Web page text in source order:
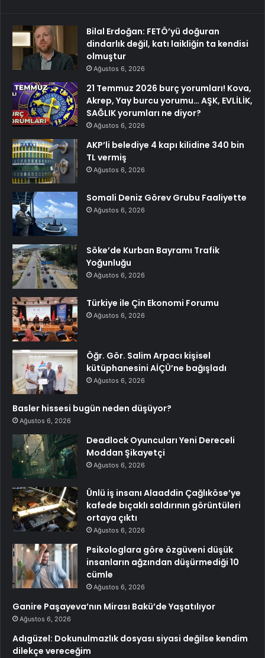
Bilal Erdoğan: FETÖ’yü doğuran
dindarlık değil, katı laikliğin ta kendisi
olmuştur
Ağustos 6, 2026
21 Temmuz 2026 burç yorumları! Kova,
Akrep, Yay burcu yorumu… AŞK, EVLİLİK,
SAĞLIK yorumları ne diyor?
Ağustos 6, 2026
AKP’li belediye 4 kapı kilidine 340 bin
TL vermiş
Ağustos 6, 2026
Somali Deniz Görev Grubu Faaliyette
Ağustos 6, 2026
Söke’de Kurban Bayramı Trafik
Yoğunluğu
Ağustos 6, 2026
Türkiye ile Çin Ekonomi Forumu
Ağustos 6, 2026
Öğr. Gör. Salim Arpacı kişisel
kütüphanesini AİÇÜ’ne bağışladı
Ağustos 6, 2026
Basler hissesi bugün neden düşüyor?
Ağustos 6, 2026
Deadlock Oyuncuları Yeni Dereceli
Moddan Şikayetçi
Ağustos 6, 2026
Ünlü iş insanı Alaaddin Çağlıköse’ye
kafede bıçaklı saldırının görüntüleri
ortaya çıktı
Ağustos 6, 2026
Psikologlara göre özgüveni düşük
insanların ağzından düşürmediği 10
cümle
Ağustos 6, 2026
Ganire Paşayeva’nın Mirası Bakü’de Yaşatılıyor
Ağustos 6, 2026
Adıgüzel: Dokunulmazlık dosyası siyasi değilse kendim
dilekçe vereceğim